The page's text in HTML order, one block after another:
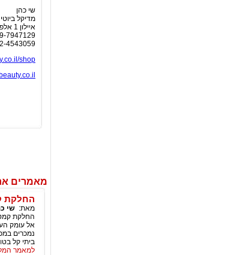
שי כהן
מדיקל ביוטי
איילון 1 אלפי מנשה
7947129
4543059
shop
מאמרים
החלקת
מאת: שי
החלקת
אל עומק
נמכרים
ביתי קל
למאמר